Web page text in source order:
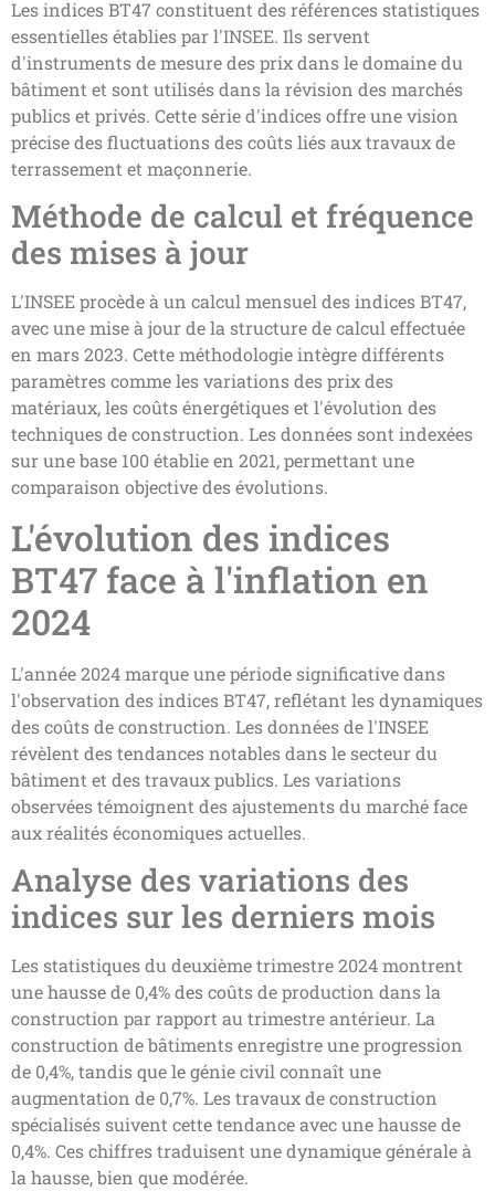
Les indices BT47 constituent des références statistiques
essentielles établies par l'INSEE. Ils servent
d'instruments de mesure des prix dans le domaine du
bâtiment et sont utilisés dans la révision des marchés
publics et privés. Cette série d'indices offre une vision
précise des fluctuations des coûts liés aux travaux de
terrassement et maçonnerie.
Méthode de calcul et fréquence
des mises à jour
L'INSEE procède à un calcul mensuel des indices BT47,
avec une mise à jour de la structure de calcul effectuée
en mars 2023. Cette méthodologie intègre différents
paramètres comme les variations des prix des
matériaux, les coûts énergétiques et l'évolution des
techniques de construction. Les données sont indexées
sur une base 100 établie en 2021, permettant une
comparaison objective des évolutions.
L'évolution des indices
BT47 face à l'inflation en
2024
L'année 2024 marque une période significative dans
l'observation des indices BT47, reflétant les dynamiques
des coûts de construction. Les données de l'INSEE
révèlent des tendances notables dans le secteur du
bâtiment et des travaux publics. Les variations
observées témoignent des ajustements du marché face
aux réalités économiques actuelles.
Analyse des variations des
indices sur les derniers mois
Les statistiques du deuxième trimestre 2024 montrent
une hausse de 0,4% des coûts de production dans la
construction par rapport au trimestre antérieur. La
construction de bâtiments enregistre une progression
de 0,4%, tandis que le génie civil connaît une
augmentation de 0,7%. Les travaux de construction
spécialisés suivent cette tendance avec une hausse de
0,4%. Ces chiffres traduisent une dynamique générale à
la hausse, bien que modérée.